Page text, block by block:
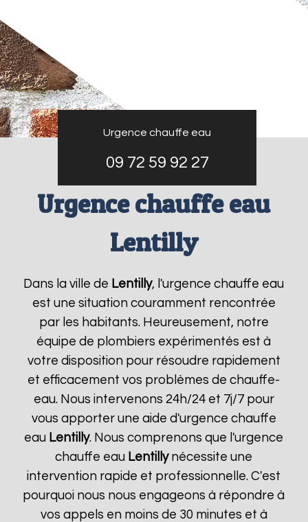
Urgence chauffe eau
09 72 59 92 27
Urgence chauffe eau
Lentilly
Dans la ville de Lentilly, l'urgence chauffe eau
est une situation couramment rencontrée
par les habitants. Heureusement, notre
équipe de plombiers expérimentés est à
votre disposition pour résoudre rapidement
et efficacement vos problèmes de chauffe-
eau. Nous intervenons 24h/24 et 7j/7 pour
vous apporter une aide d'urgence chauffe
eau Lentilly. Nous comprenons que l'urgence
chauffe eau Lentillynécessite une
intervention rapide et professionnelle. C'est
pourquoi nous nous engageons à répondre à
vos appels en moins de 30 minutes et à